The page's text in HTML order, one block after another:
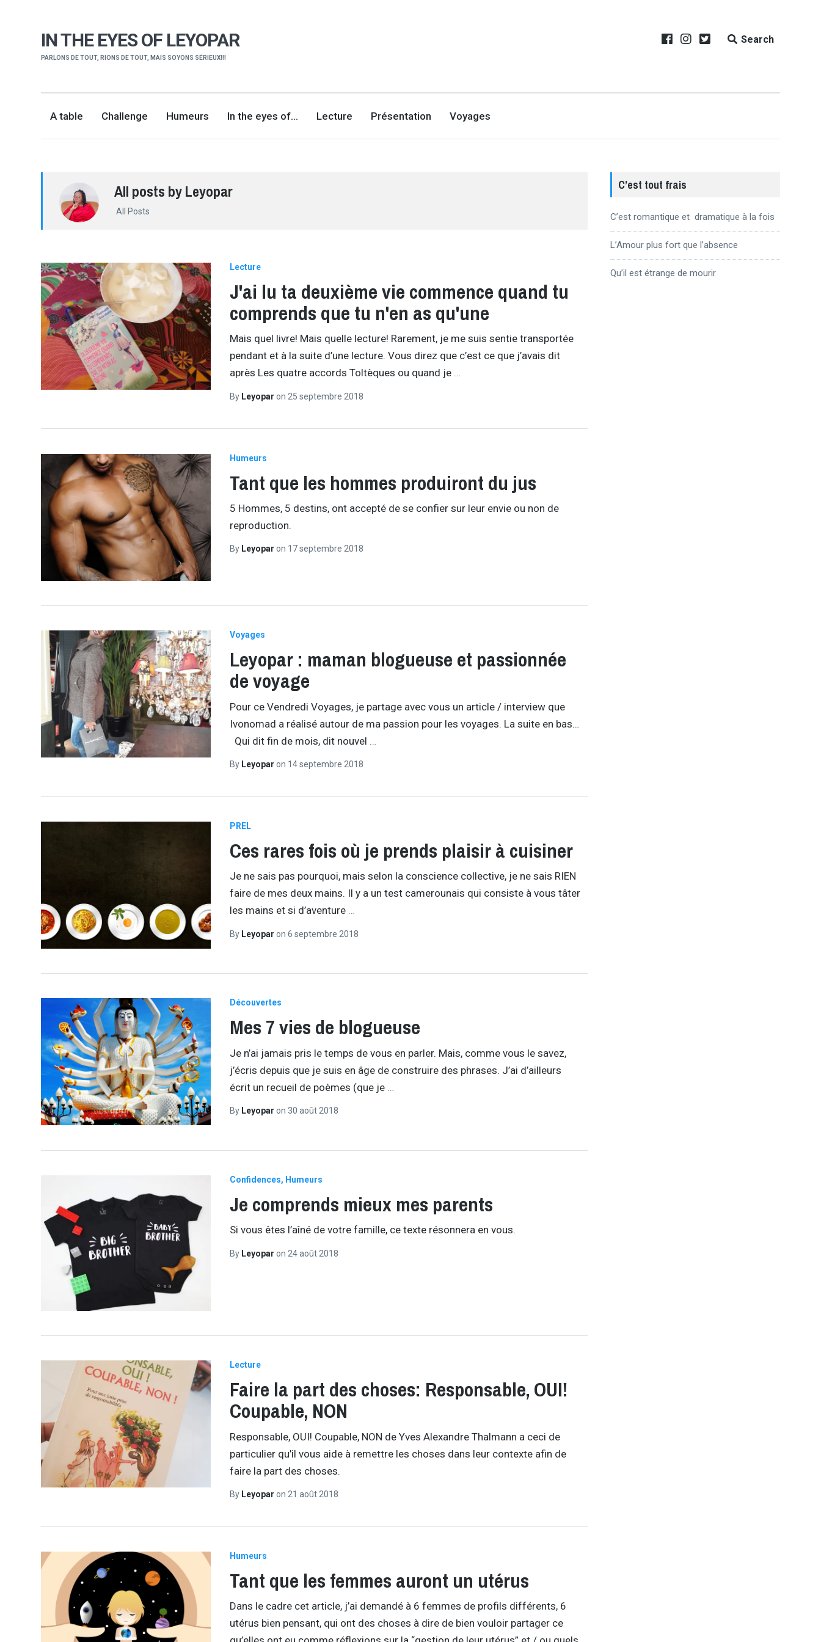
IN THE EYES OF LEYOPAR
PARLONS DE TOUT, RIONS DE TOUT, MAIS SOYONS SÉRIEUX!!!
Search
A table Challenge Humeurs In the eyes of… Lecture Présentation Voyages
All posts by Leyopar
All Posts
Lecture
J'ai lu ta deuxième vie commence quand tu
comprends que tu n'en as qu'une
Mais quel livre! Mais quelle lecture! Rarement, je me suis sentie transportée
pendant et à la suite d’une lecture. Vous direz que c’est ce que j’avais dit
après Les quatre accords Toltèques ou quand je …
By Leyopar on 25 septembre 2018
Humeurs
Tant que les hommes produiront du jus
5 Hommes, 5 destins, ont accepté de se confier sur leur envie ou non de
reproduction.
By Leyopar on 17 septembre 2018
Voyages
Leyopar : maman blogueuse et passionnée
de voyage
Pour ce Vendredi Voyages, je partage avec vous un article / interview que
Ivonomad a réalisé autour de ma passion pour les voyages. La suite en bas…
Qui dit fin de mois, dit nouvel
By Leyopar on 14 septembre 2018
PREL
Ces rares fois où je prends plaisir à cuisiner
Je ne sais pas pourquoi, mais selon la conscience collective, je ne sais RIEN
faire de mes deux mains. Il y a un test camerounais qui consiste à vous tâter
les mains et si d’aventure …
By Leyopar on 6 septembre 2018
Découvertes
Mes 7 vies de blogueuse
Je n’ai jamais pris le temps de vous en parler. Mais, comme vous le savez,
j’écris depuis que je suis en âge de construire des phrases. J’ai d’ailleurs
écrit un recueil de poèmes (que je
By Leyopar on 30 août 2018
Confidences Humeurs
Je comprends mieux mes parents
Si vous êtes l’aîné de votre famille, ce texte résonnera en vous.
By Leyopar on 24 août 2018
Lecture
Faire la part des choses: Responsable, OUI!
Coupable, NON
Responsable, OUI! Coupable, NON de Yves Alexandre Thalmann a ceci de
particulier qu’il vous aide à remettre les choses dans leur contexte afin de
faire la part des choses.
By Leyopar on 21 août 2018
Humeurs
Tant que les femmes auront un utérus
Dans le cadre cet article, j’ai demandé à 6 femmes de profils différents, 6
utérus bien pensant, qui ont des choses à dire de bien vouloir partager ce
C’est tout frais
C’est romantique et dramatique à la fois
L’Amour plus fort que l’absence
Qu’il est étrange de mourir